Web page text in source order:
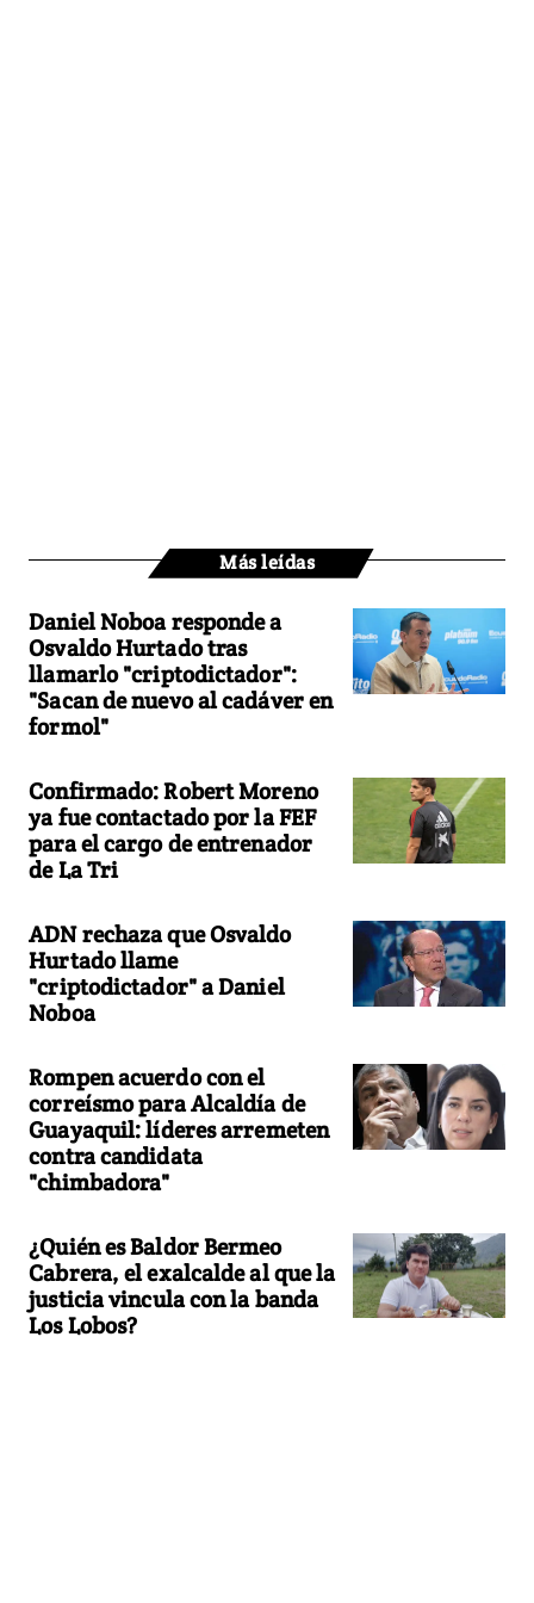
Más leídas
Daniel Noboa responde a
Osvaldo Hurtado tras
llamarlo "criptodictador":
"Sacan de nuevo al cadáver en
formol"
Confirmado: Robert Moreno
ya fue contactado por la FEF
para el cargo de entrenador
de La Tri
ADN rechaza que Osvaldo
Hurtado llame
"criptodictador" a Daniel
Noboa
Rompen acuerdo con el
correísmo para Alcaldía de
Guayaquil: líderes arremeten
contra candidata
"chimbadora"
¿Quién es Baldor Bermeo
Cabrera, el exalcalde al que la
justicia vincula con la banda
Los Lobos?